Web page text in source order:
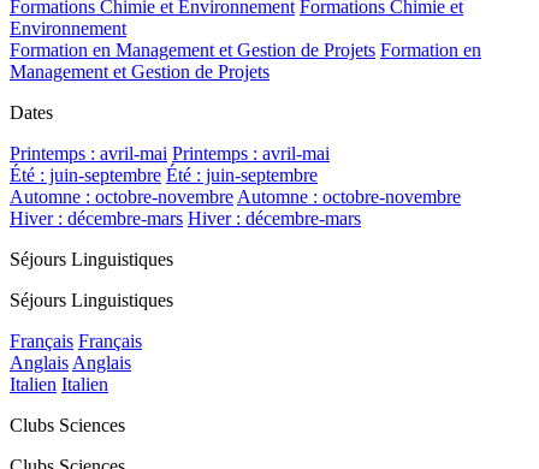
Formations Chimie et Environnement Formations Chimie et
Environnement
Formation en Management et Gestion de Projets Formation en
Management et Gestion de Projets
Dates
Printemps : avril-mai Printemps : avril-mai
Été : juin-septembre Été : juin-septembre
Automne : octobre-novembre Automne : octobre-novembre
Hiver : décembre-mars Hiver : décembre-mars
Séjours Linguistiques
Séjours Linguistiques
Français Français
Anglais Anglais
Italien Italien
Clubs Sciences